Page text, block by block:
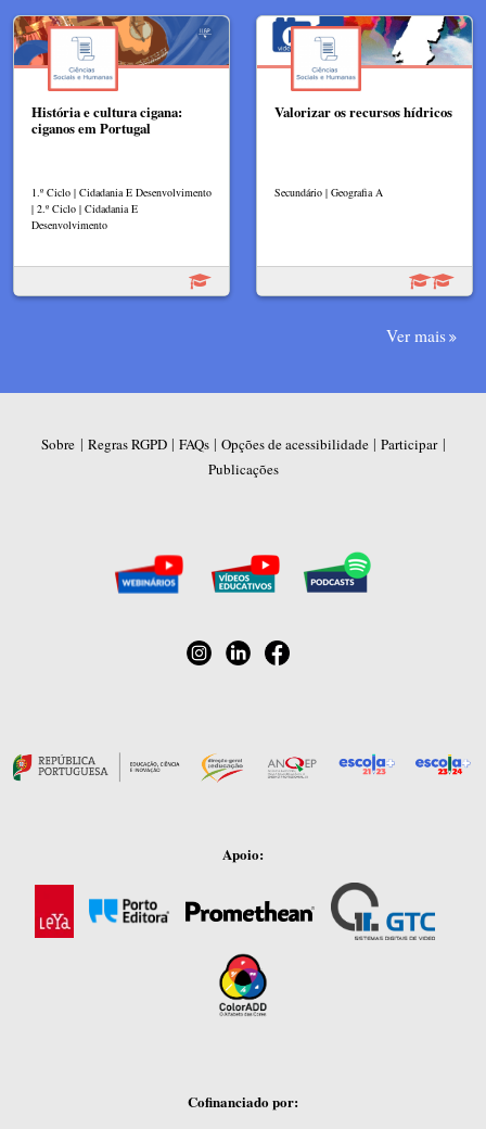
História e cultura cigana:
ciganos em Portugal
1.º Ciclo | Cidadania E Desenvolvimento
| 2.º Ciclo | Cidadania E
Desenvolvimento
Valorizar os recursos hídricos
Secundário | Geografia A
Ver mais
Sobre | Regras RGPD| FAQs| Opções de acessibilidade| Participar|
Publicações
Apoio:
Cofinanciado por: